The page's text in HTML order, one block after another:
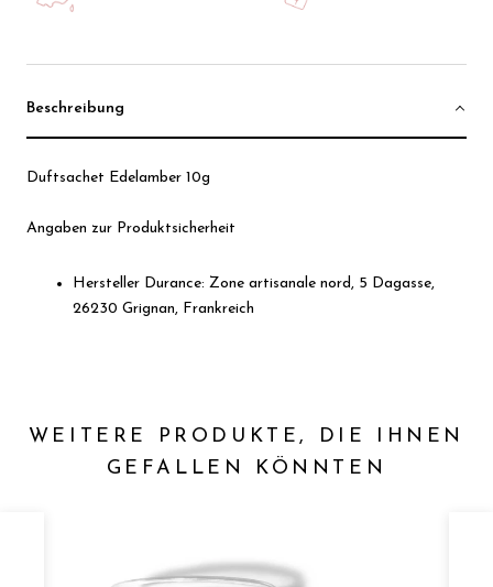
Beschreibung
Duftsachet Edelamber 10g
Angaben zur Produktsicherheit
Hersteller Durance: Zone artisanale nord, 5 Dagasse,
26230 Grignan, Frankreich
WEITERE PRODUKTE, DIE IHNEN
GEFALLEN KÖNNTEN